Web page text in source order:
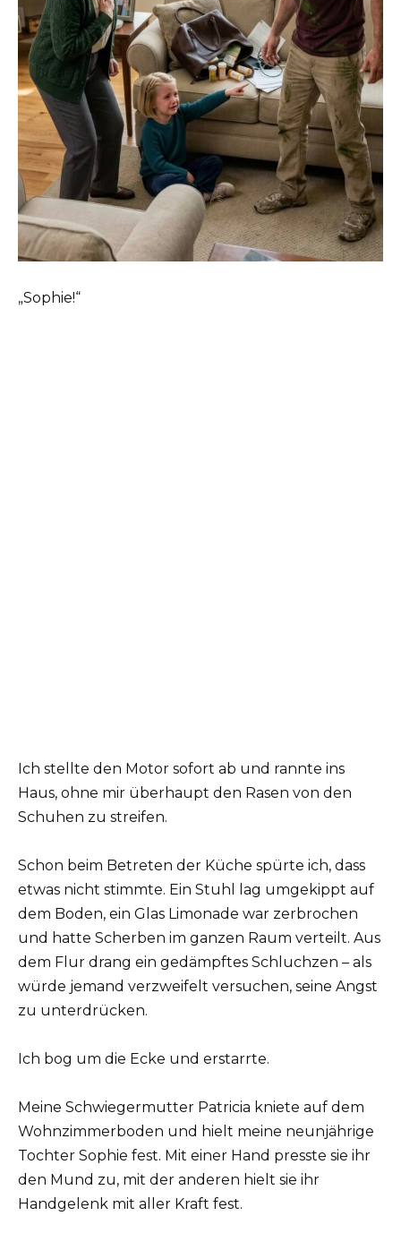
„Sophie!“
Ich stellte den Motor sofort ab und rannte ins
Haus, ohne mir überhaupt den Rasen von den
Schuhen zu streifen.
Schon beim Betreten der Küche spürte ich, dass
etwas nicht stimmte. Ein Stuhl lag umgekippt auf
dem Boden, ein Glas Limonade war zerbrochen
und hatte Scherben im ganzen Raum verteilt. Aus
dem Flur drang ein gedämpftes Schluchzen – als
würde jemand verzweifelt versuchen, seine Angst
zu unterdrücken.
Ich bog um die Ecke und erstarrte.
Meine Schwiegermutter Patricia kniete auf dem
Wohnzimmerboden und hielt meine neunjährige
Tochter Sophie fest. Mit einer Hand presste sie ihr
den Mund zu, mit der anderen hielt sie ihr
Handgelenk mit aller Kraft fest.